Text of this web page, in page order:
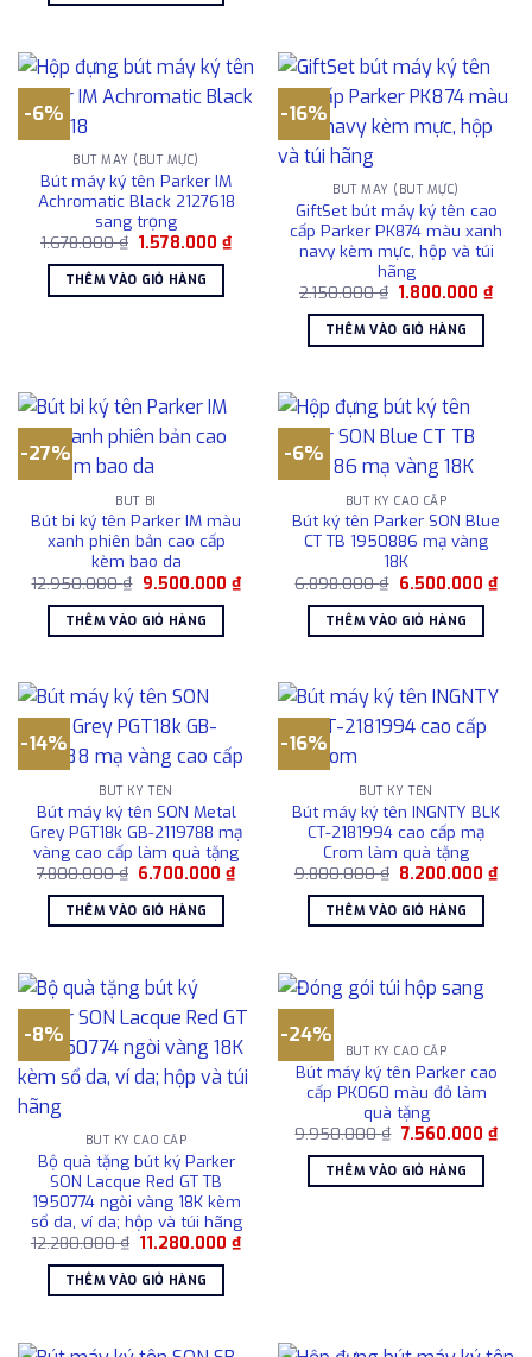
-6%
BÚT MÁY (BÚT MỰC)
Bút máy ký tên Parker IM
Achromatic Black 2127618
sang trọng
1.678.000₫ Giá
là:
1.678.000 ₫.
1.578.000₫Giá
1.578.000 ₫.
THÊM VÀO GIỎ HÀNG
-16%
BÚT MÁY (BÚT MỰC)
GiftSet bút máy ký tên cao
cấp Parker PK874 màu xanh
navy kèm mực, hộp và túi
hãng
2.150.000₫ Giá
là:
2.150.000 ₫.
1.800.000₫Giá
THÊM VÀO GIỎ HÀNG
-27%
BÚT BI
Bút bi ký tên Parker IM màu
xanh phiên bản cao cấp
kèm bao da
12.950.000₫ Giá
là:
12.950.000 ₫.
9.500.000 ₫Giá
hiện
9.500.000 ₫.
THÊM VÀO GIỎ HÀNG
-6%
BÚT KÝ CAO CẤP
Bút ký tên Parker SON Blue
CT TB 1950886 mạ vàng
18K
6.898.000₫ Giá
là:
6.898.000 ₫.
6.500.000 ₫Giá
hiện
THÊM VÀO GIỎ HÀNG
-14%
BÚT KÝ TÊN
Bút máy ký tên SON Metal
Grey PGT18k GB-2119788 mạ
vàng cao cấp làm quà tặng
7.800.000₫ Giá
là:
7.800.000 ₫.
6.700.000₫Giá
hiện
6.700.000 ₫.
THÊM VÀO GIỎ HÀNG
-16%
BÚT KÝ TÊN
Bút máy ký tên INGNTY BLK
CT-2181994 cao cấp mạ
Crom làm quà tặng
9.800.000₫ Giá
là:
9.800.000 ₫.
8.200.000₫Giá
hiện
THÊM VÀO GIỎ HÀNG
-8%
BÚT KÝ CAO CẤP
Bộ quà tặng bút ký Parker
SON Lacque Red GT TB
1950774 ngòi vàng 18K kèm
sổ da, ví da; hộp và túi hãng
12.280.000₫ Giá
là:
12.280.000 ₫.
11.280.000₫Giá
THÊM VÀO GIỎ HÀNG
-24%
BÚT KÝ CAO CẤP
Bút máy ký tên Parker cao
cấp PK060 màu đỏ làm
quà tặng
9.950.000₫ Giá
là:
9.950.000 ₫.
7.560.000 ₫Giá
THÊM VÀO GIỎ HÀNG